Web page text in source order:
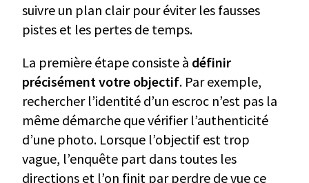
suivre un plan clair pour éviter les fausses
pistes et les pertes de temps.
La première étape consiste à définir
précisément votre objectif. Par exemple,
rechercher l’identité d’un escroc n’est pas la
même démarche que vérifier l’authenticité
d’une photo. Lorsque l’objectif est trop
vague, l’enquête part dans toutes les
directions et l’on finit par perdre de vue ce